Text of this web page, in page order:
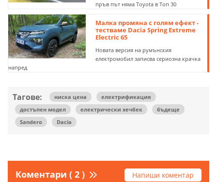
пръв път няма Toyota в Топ 30
Малка промяна с голям ефект -
тестваме Dacia Spring Extreme
Electric 65
Новата версия на румънския
електромобил записва сериозна крачка
напред
Тагове: ниска цена
електрификация
достъпен модел
електрически хечбек
бъдеще
Sandero
Dacia
Коментари ( 2 ) Напиши коментар